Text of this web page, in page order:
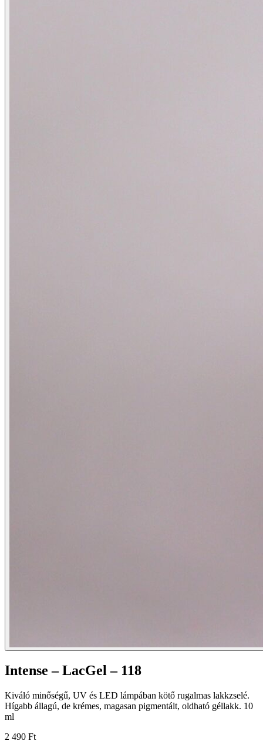
Intense – LacGel – 118
Kiváló minőségű, UV és LED lámpában kötő rugalmas lakkzselé.
Hígabb állagú, de krémes, magasan pigmentált, oldható géllakk. 10
ml
2 490 Ft